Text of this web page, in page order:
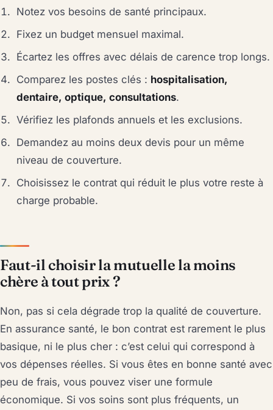
Notez vos besoins de santé principaux.
Fixez un budget mensuel maximal.
Écartez les offres avec délais de carence trop longs.
Comparez les postes clés : hospitalisation,
dentaire, optique, consultations.
Vérifiez les plafonds annuels et les exclusions.
Demandez au moins deux devis pour un même
niveau de couverture.
Choisissez le contrat qui réduit le plus votre reste à
charge probable.
Faut-il choisir la mutuelle la moins
chère à tout prix ?
Non, pas si cela dégrade trop la qualité de couverture.
En assurance santé, le bon contrat est rarement le plus
basique, ni le plus cher : c’est celui qui correspond à
vos dépenses réelles. Si vous êtes en bonne santé avec
peu de frais, vous pouvez viser une formule
économique. Si vos soins sont plus fréquents, un